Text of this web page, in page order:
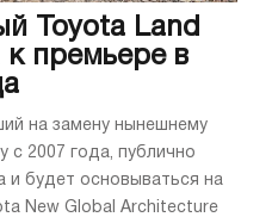
Toyota Land
к премьере в
на замену нынешнему
с 2007 года, публично
и будет основываться на
New Global Architecture